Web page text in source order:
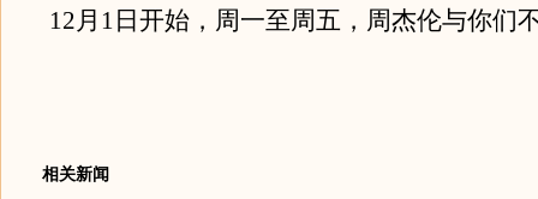
12月1日开始，周一至周五，周杰伦与你们
相关新闻